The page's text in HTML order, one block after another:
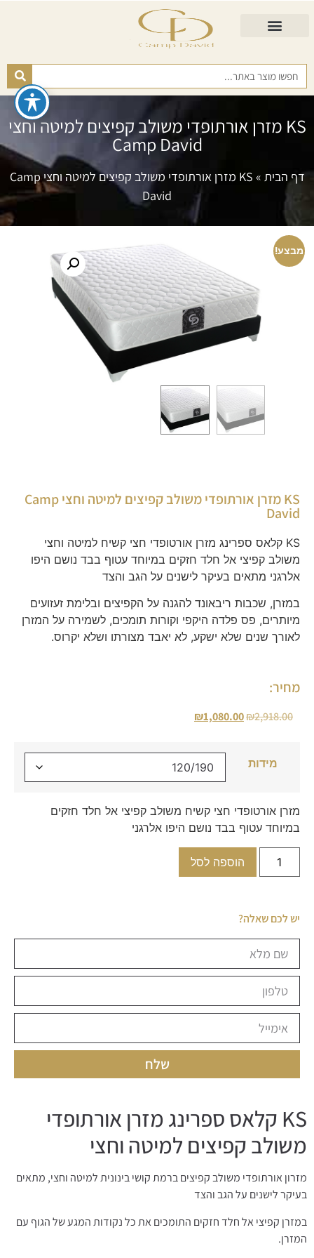
KS מזרן אורתופדי משולב קפיצים למיטה וחצי
Camp David
דף הבית »
KS מזרן אורתופדי משולב קפיצים למיטה וחצי Camp
David
מבצע!
KS מזרן אורתופדי משולב קפיצים למיטה וחצי Camp
David
KS קלאס ספרינג מזרן אורטופדי חצי קשיח למיטה וחצי
משולב קפיצי אל חלד חזקים במיוחד עטוף בבד נושם היפו
אלרגני מתאים בעיקר לישנים על הגב והצד
במזרן, שכבות ריבאונד להגנה על הקפיצים ובלימת זעזועים
מיותרים, פס פלדה היקפי וקורות תומכים, לשמירה על המזרן
לאורך שנים שלא ישקע, לא יאבד מצורתו ושלא יקרוס.
מחיר:
₪2,918.00
₪1,080.00
מידות
מזרן אורטופדי חצי קשיח משולב קפיצי אל חלד חזקים
במיוחד עטוף בבד נושם היפו אלרגני
הוספה לסל
יש לכם שאלה?
שלח
KS קלאס ספרינג מזרן אורתופדי
משולב קפיצים למיטה וחצי
מזרון אורתופדי משולב קפיצים ברמת קושי בינונית למיטה וחצי, מתאים
בעיקר לישנים על הגב והצד
במזרן קפיצי אל חלד חזקים התומכים את כל נקודות המגע של הגוף עם
המזרן.